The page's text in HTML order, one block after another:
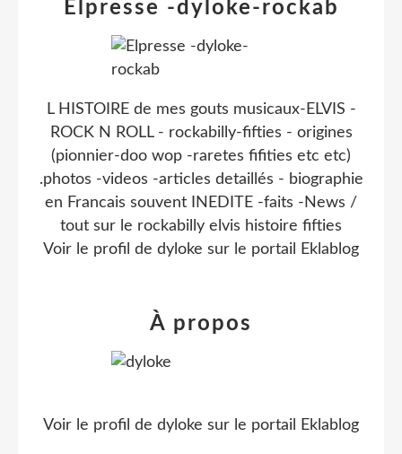
Elpresse -dyloke-rockab
L HISTOIRE de mes gouts musicaux-ELVIS -
ROCK N ROLL - rockabilly-fifties - origines
(pionnier-doo wop -raretes fifities etc etc)
.photos -videos -articles detaillés - biographie
en Francais souvent INEDITE -faits -News /
tout sur le rockabilly elvis histoire fifties
Voir le profil de dyloke sur le portail Eklablog
À propos
Voir le profil de dyloke sur le portail Eklablog